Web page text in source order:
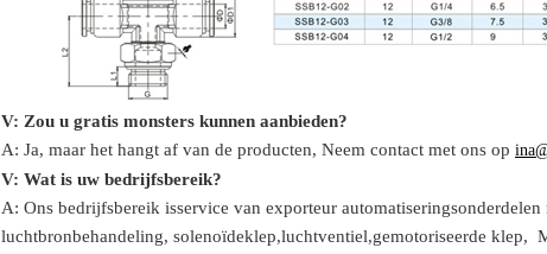
V: Zou u gratis monsters kunnen aanbieden?
A: Ja, maar het hangt af van de producten, Neem contact met ons op
V: Wat is uw bedrijfsbereik?
A: Ons bedrijfsbereik isservice van exporteur
luchtbronbehandeling, solenoïdeklep,luchtventiel,gemotoriseerde klep,